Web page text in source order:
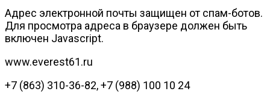
Адрес электронной почты защищен от спам-ботов.
Для просмотра адреса в браузере должен быть
включен Javascript.
www.everest61.ru
+7 (863) 310-36-82, +7 (988) 100 10 24